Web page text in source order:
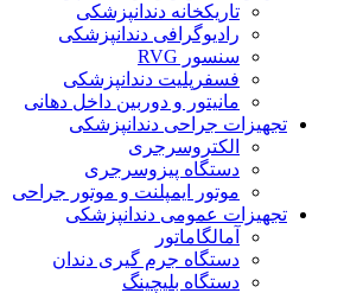
تاریکخانه دندانپزشکی
رادیوگرافی دندانپزشکی
سنسور RVG
فسفرپلیت دندانپزشکی
مانیتور و دوربین داخل دهانی
تجهیزات جراحی دندانپزشکی
الکتروسرجری
دستگاه پیزوسرجری
موتور ایمپلنت و موتور جراحی
تجهیزات عمومی دندانپزشکی
آمالگاماتور
دستگاه جرم گیری دندان
دستگاه بلیچینگ